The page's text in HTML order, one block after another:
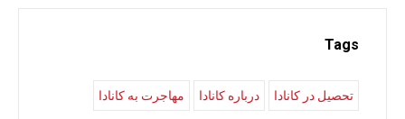
Tags
تحصیل در کانادا درباره کانادا مهاجرت به کانادا